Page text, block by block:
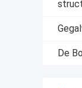
De